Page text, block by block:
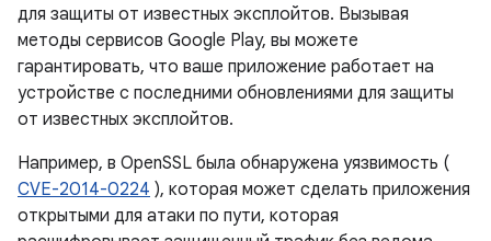
для защиты от известных эксплойтов. Вызывая
методы сервисов Google Play, вы можете
гарантировать, что ваше приложение работает на
устройстве с последними обновлениями для защиты
от известных эксплойтов.
Например, в OpenSSL была обнаружена уязвимость (
CVE-2014-0224 ), которая может сделать приложения
открытыми для атаки по пути, которая